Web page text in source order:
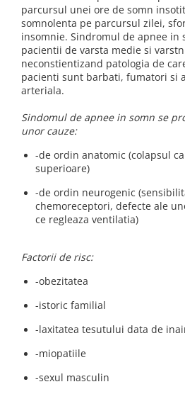
Blocare/ Fixare barbie
Preventie iritatia pielii
Huse dispozitive
Alimentatoare si baterii CPAP
Stocare si generare raport CPAP
parcursul unei ore de somn
somnolenta pe parcursul zilei,
insomnie. Sindromul de apnee in
pacientii de varsta medie si
neconstientizand patologia de
pacienti sunt barbati, fumatori si
arteriala.
Sindomul de apnee in somn se
unor cauze:
-de ordin anatomic (colapsul
superioare)
-de ordin neurogenic
chemoreceptori, defecte ale
ce regleaza ventilatia)
Factorii de risc:
-obezitatea
-istoric familial
-laxitatea tesutului data de
-miopatiile
-sexul masculin